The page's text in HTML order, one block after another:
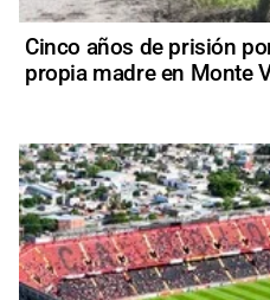
Cinco años de prisión
propia madre en Monte